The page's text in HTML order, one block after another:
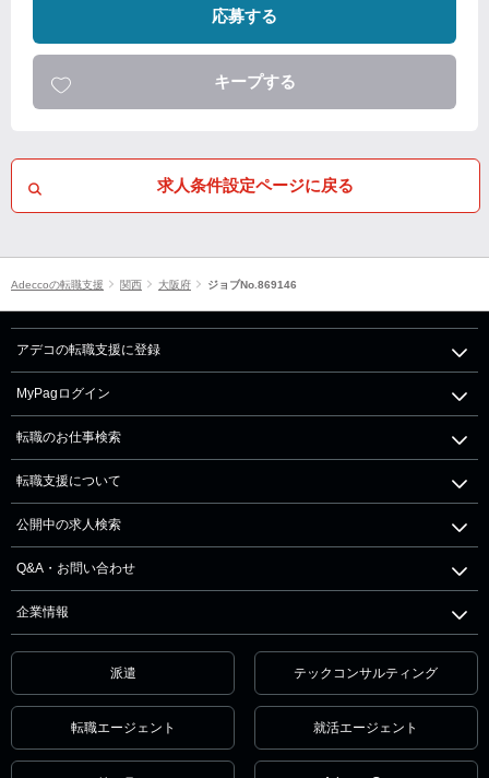
応募する
キープする
求人条件設定ページに戻る
Adeccoの転職支援 関西 大阪府 ジョブNo.869146
アデコの転職支援に登録
MyPagログイン
転職のお仕事検索
転職支援について
公開中の求人検索
Q&A・お問い合わせ
企業情報
派遣 テックコンサルティング
転職エージェント 就活エージェント